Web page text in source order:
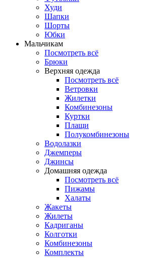
Худи
Шапки
Шорты
Юбки
Мальчикам
Посмотреть всё
Брюки
Верхняя одежда
Посмотреть всё
Ветровки
Жилетки
Комбинезоны
Куртки
Плащи
Полукомбинезоны
Водолазки
Джемперы
Джинсы
Домашняя одежда
Посмотреть всё
Пижамы
Халаты
Жакеты
Жилеты
Кадриганы
Колготки
Комбинезоны
Комплекты